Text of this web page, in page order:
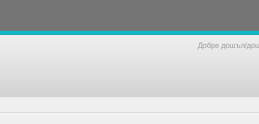
Добре дошъл/